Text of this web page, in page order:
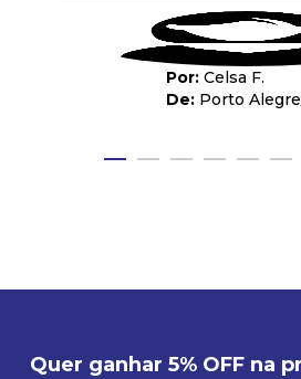
Celsa F.
Porto Alegre
Quer ganhar 5% OFF na